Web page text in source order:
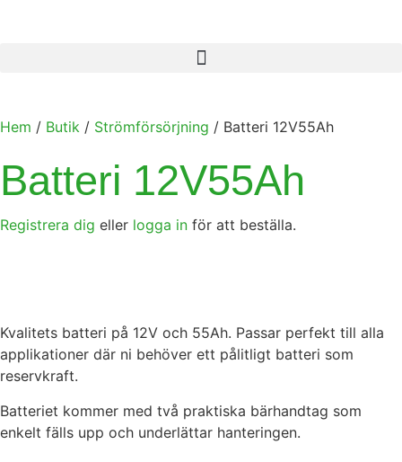
Hem / Butik / Strömförsörjning / Batteri 12V55Ah
Batteri 12V55Ah
Registrera dig eller logga in för att beställa.
Kvalitets batteri på 12V och 55Ah. Passar perfekt till alla
applikationer där ni behöver ett pålitligt batteri som
reservkraft.
Batteriet kommer med två praktiska bärhandtag som
enkelt fälls upp och underlättar hanteringen.